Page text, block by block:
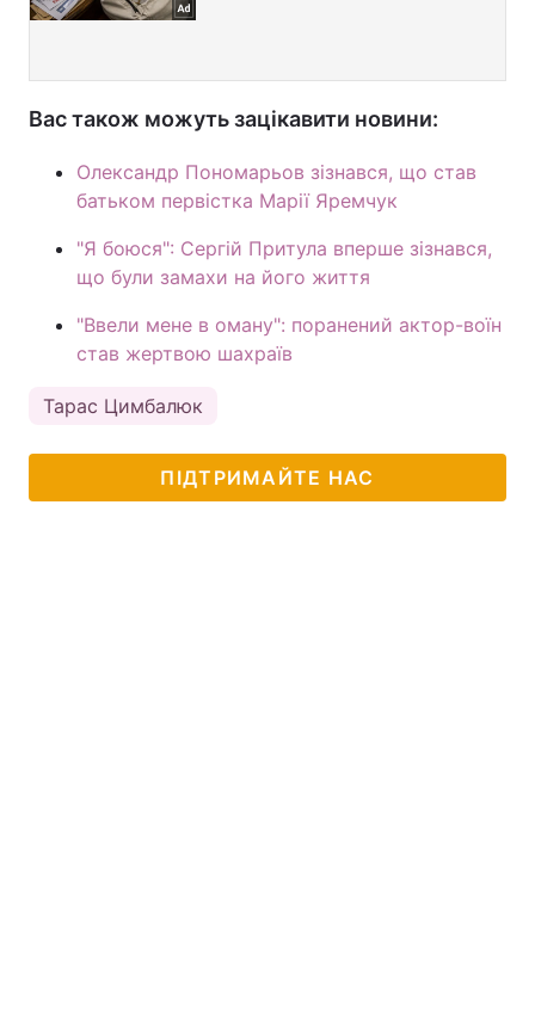
Вас також можуть зацікавити новини:
Олександр Пономарьов зізнався, що став
батьком первістка Марії Яремчук
"Я боюся": Сергій Притула вперше зізнався,
що були замахи на його життя
"Ввели мене в оману": поранений актор-воїн
став жертвою шахраїв
Тарас Цимбалюк
ПІДТРИМАЙТЕ НАС